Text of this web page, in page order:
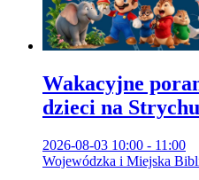
Wakacyjne
dzieci na
2026-08-03 10:00 - 11:00
Wojewódzka i Miejska